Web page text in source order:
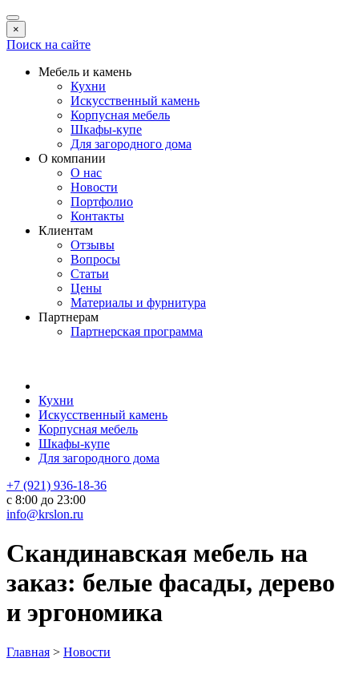
×
Поиск на сайте
Мебель и камень
Кухни
Искусственный камень
Корпусная мебель
Шкафы-купе
Для загородного дома
О компании
О нас
Новости
Портфолио
Контакты
Клиентам
Отзывы
Вопросы
Статьи
Цены
Материалы и фурнитура
Партнерам
Партнерская программа
Кухни
Искусственный камень
Корпусная мебель
Шкафы-купе
Для загородного дома
+7 (921) 936-18-36
с 8:00 до 23:00
info@krslon.ru
Скандинавская мебель на
заказ: белые фасады, дерево
и эргономика
Главная > Новости